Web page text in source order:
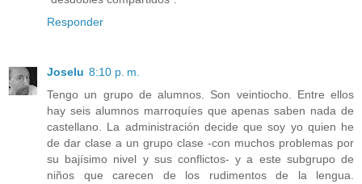
Responder
Joselu 8:10 p. m.
Tengo un grupo de alumnos. Son veintiocho. Entre ellos
hay seis alumnos marroquíes que apenas saben nada de
castellano. La administración decide que soy yo quien he
de dar clase a un grupo clase -con muchos problemas por
su bajísimo nivel y sus conflictos- y a este subgrupo de
niños que carecen de los rudimentos de la lengua.